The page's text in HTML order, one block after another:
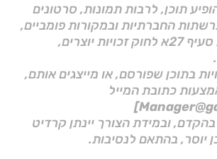
תוכן, לרבות תמונות, סרטונים
החברתיות ובמקורות פומביים,
בהתאם להוראות סעיף 27א לחוק זכויות יוצרים,
בתוכן שפורסם, או מייצגים אותם,
כתובת המייל
ובמידת הצורך יינתן קרדיט
יוסר, בהתאם לנסיבות.